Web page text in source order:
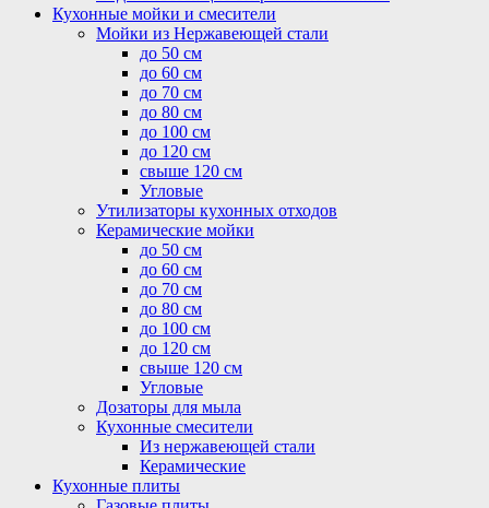
Кухонные мойки и смесители
Мойки из Нержавеющей стали
до 50 см
до 60 см
до 70 см
до 80 см
до 100 см
до 120 см
свыше 120 см
Угловые
Утилизаторы кухонных отходов
Керамические мойки
до 50 см
до 60 см
до 70 см
до 80 см
до 100 см
до 120 см
свыше 120 см
Угловые
Дозаторы для мыла
Кухонные смесители
Из нержавеющей стали
Керамические
Кухонные плиты